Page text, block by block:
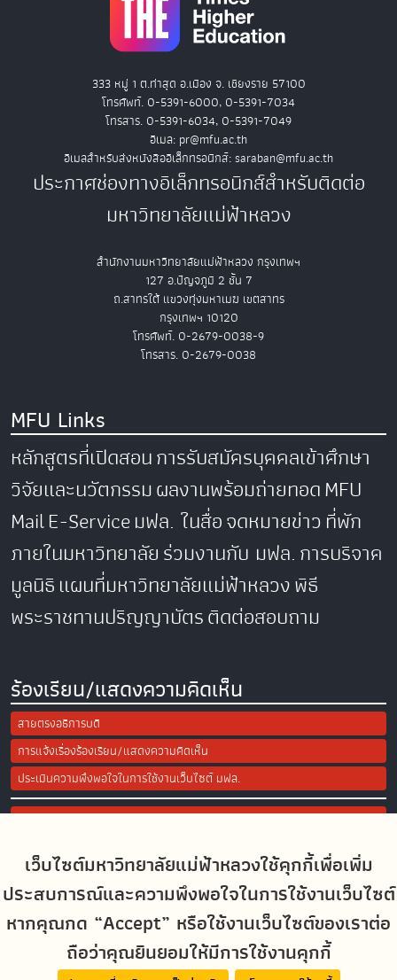
เว็บไซต์มหาวิทยาลัยแม่ฟ้าหลวงใช้คุกกี้เพื่อเพิ่ม
ประสบการณ์และความพึงพอใจในการใช้งานเว็บไซต์
หากคุณกด “Accept” หรือใช้งานเว็บไซต์ของเราต่อ
ถือว่าคุณยินยอมให้มีการใช้งานคุกกี้
333 หมู่ 1 ต.ท่าสุด อ.เมือง จ. เชียงราย 57100
โทรศัพท์. 0-5391-6000, 0-5391-7034
โทรสาร. 0-5391-6034, 0-5391-7049
อีเมล: pr@mfu.ac.th
อีเมลสำหรับส่งหนังสืออิเล็กทรอนิกส์: saraban@mfu.ac.th
ประกาศช่องทางอิเล็กทรอนิกส์สำหรับติดต่อ
มหาวิทยาลัยแม่ฟ้าหลวง
สำนักงานมหาวิทยาลัยแม่ฟ้าหลวง กรุงเทพฯ
127 อ.ปัญจภูมิ 2 ชั้น 7
ถ.สาทรใต้ แขวงทุ่งมหาเมฆ เขตสาทร
กรุงเทพฯ 10120
โทรศัพท์. 0-2679-0038-9
โทรสาร. 0-2679-0038
MFU Links
หลักสูตรที่เปิดสอนการรับสมัครบุคคลเข้าศึกษา
วิจัยและนวัตกรรมผลงานพร้อมถ่ายทอดMFU
MailE-Serviceมฟล. ในสื่อจดหมายข่าวที่พัก
ภายในมหาวิทยาลัยร่วมงานกับ มฟล.การบริจาค
มูลนิธิแผนที่มหาวิทยาลัยแม่ฟ้าหลวงพิธี
พระราชทานปริญญาบัตรติดต่อสอบถาม
ร้องเรียน/แสดงความคิดเห็น
สายตรงอธิการบดี
การแจ้งเรื่องร้องเรียน/แสดงความคิดเห็น
ประเมินความพึงพอใจในการใช้งานเว็บไซต์ มฟล.
Site Map
Social Media